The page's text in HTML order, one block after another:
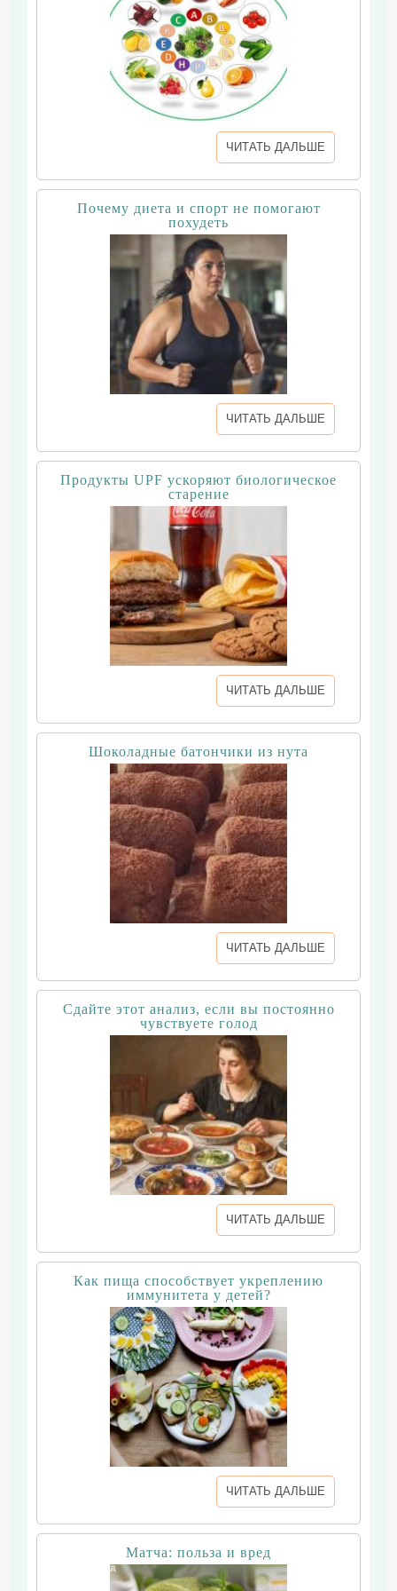
ЧИТАТЬ ДАЛЬШЕ
Почему диета и спорт не помогают
похудеть
ЧИТАТЬ ДАЛЬШЕ
Продукты UPF ускоряют биологическое
старение
ЧИТАТЬ ДАЛЬШЕ
Шоколадные батончики из нута
ЧИТАТЬ ДАЛЬШЕ
Сдайте этот анализ, если вы постоянно
чувствуете голод
ЧИТАТЬ ДАЛЬШЕ
Как пища способствует укреплению
иммунитета у детей?
ЧИТАТЬ ДАЛЬШЕ
Матча: польза и вред